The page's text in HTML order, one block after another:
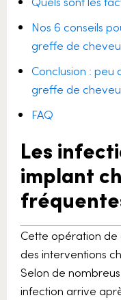
Nos 6 conseils
greffe de
Conclusion : peu
greffe de
FAQ
Les
implant
Cette opération de
des interventions
Selon de
infection arrive